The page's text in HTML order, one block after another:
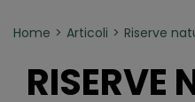
Home Articoli Riserve
RISERVE